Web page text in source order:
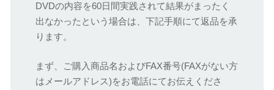
DVDの内容を60日間実践されて結果がまったく
出なかったという場合は、下記手順にて返品を承
ります。
まず、ご購入商品名およびFAX番号(FAXがない方
はメールアドレス)をお電話にてお伝えくださ